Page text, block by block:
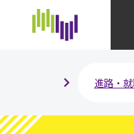
進路・